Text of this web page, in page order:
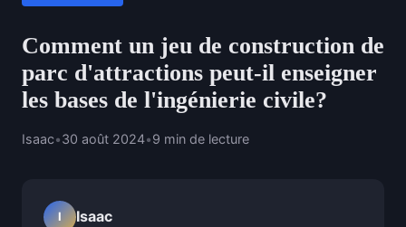
Comment un jeu de construction de
parc d'attractions peut-il enseigner
les bases de l'ingénierie civile?
Isaac•30 août 2024•9 min de lecture
I Isaac